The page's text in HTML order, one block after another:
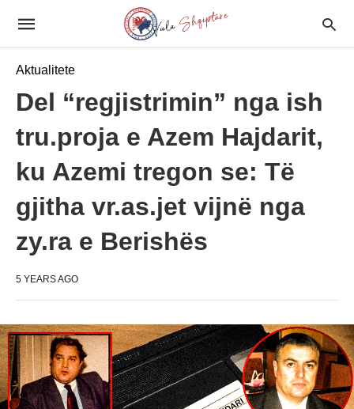
Aktualitete
Del “regjistrimin” nga ish
tru.proja e Azem Hajdarit,
ku Azemi tregon se: Të
gjitha vr.as.jet vijnë nga
zy.ra e Berishës
5 YEARS AGO